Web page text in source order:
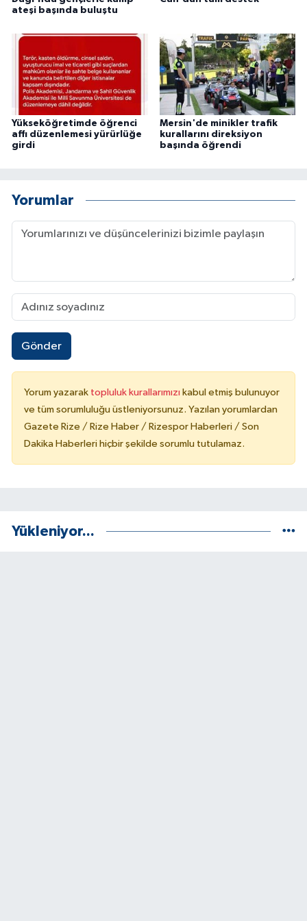
ateşi başında buluştu
Yükseköğretimde öğrenci
affı düzenlemesi yürürlüğe
girdi
Mersin'de minikler trafik
kurallarını direksiyon
başında öğrendi
Yorumlar
Gönder
Yorum yazarak topluluk kurallarımızı kabul etmiş bulunuyor
ve tüm sorumluluğu üstleniyorsunuz. Yazılan yorumlardan
Gazete Rize / Rize Haber / Rizespor Haberleri / Son
Dakika Haberleri hiçbir şekilde sorumlu tutulamaz.
Yükleniyor...